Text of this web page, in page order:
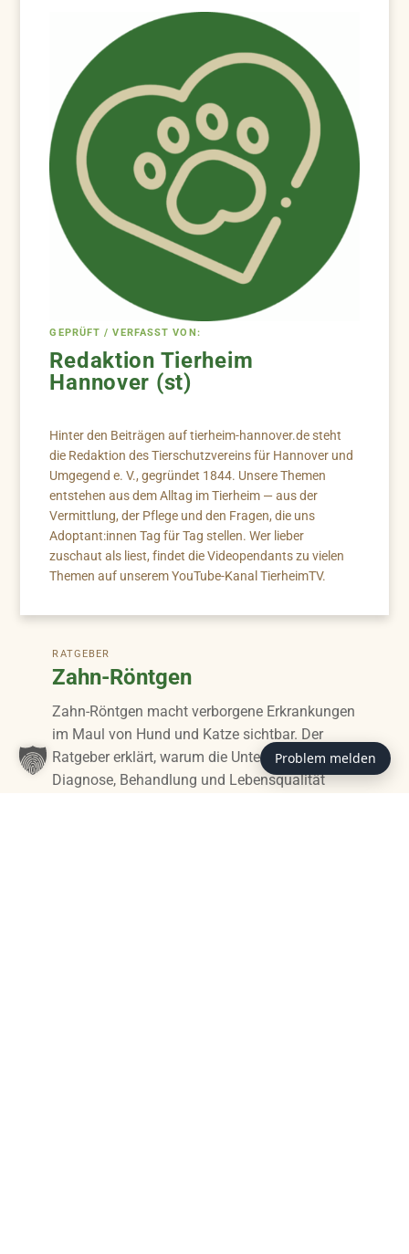
GEPRÜFT / VERFASST VON:
Redaktion Tierheim
Hannover (st)
Hinter den Beiträgen auf tierheim-hannover.de steht
die Redaktion des Tierschutzvereins für Hannover und
Umgegend e. V., gegründet 1844. Unsere Themen
entstehen aus dem Alltag im Tierheim — aus der
Vermittlung, der Pflege und den Fragen, die uns
Adoptant:innen Tag für Tag stellen. Wer lieber
zuschaut als liest, findet die Videopendants zu vielen
Themen auf unserem YouTube-Kanal TierheimTV.
RATGEBER
Zahn-Röntgen
Zahn-Röntgen macht verborgene Erkrankungen
im Maul von Hund und Katze sichtbar. Der
Ratgeber erklärt, warum die Untersuchung für
Diagnose, Behandlung und Lebensqualität
Problem melden